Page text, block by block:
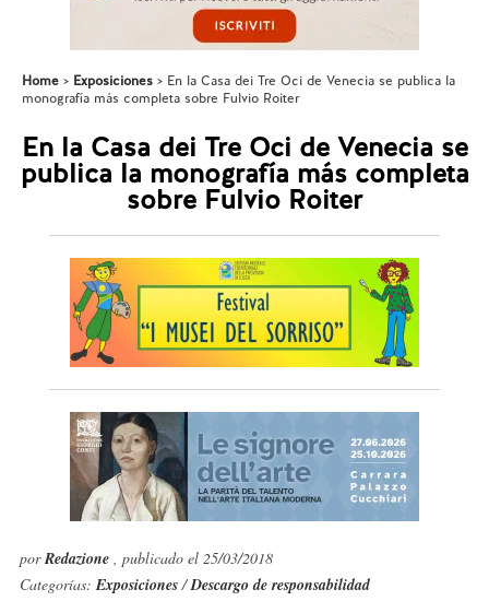
Home Exposiciones
En la Casa dei Tre Oci de Venecia se publica la
monografía más completa sobre Fulvio Roiter
En la Casa dei Tre Oci de Venecia se
publica la monografía más completa
sobre Fulvio Roiter
porRedazione , publicado el 25/03/2018
Categorías:Exposiciones/Descargo de responsabilidad